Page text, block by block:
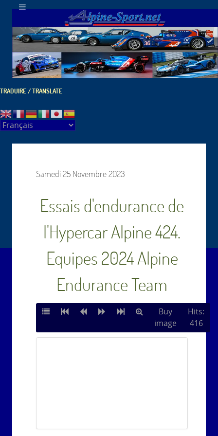
TRADUIRE / TRANSLATE
Samedi 25 Novembre 2023
Essais d'endurance de
l'Hypercar Alpine 424.
Equipes 2024 Alpine
Endurance Team
Buy
image
Hits:
416